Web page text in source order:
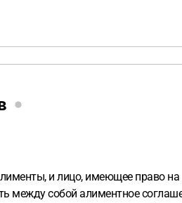
и лицо, имеющее право
между собой алиментное